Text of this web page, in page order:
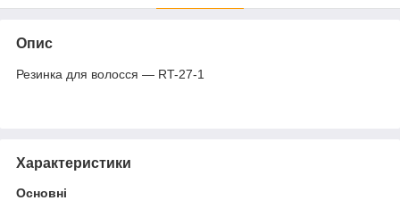
Опис
Резинка для волосся — RT-27-1
Характеристики
Основні